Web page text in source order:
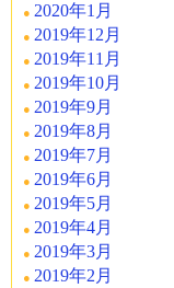
2020年1月
2019年12月
2019年11月
2019年10月
2019年9月
2019年8月
2019年7月
2019年6月
2019年5月
2019年4月
2019年3月
2019年2月